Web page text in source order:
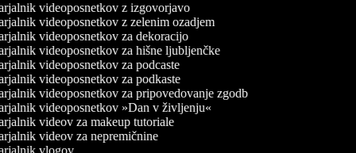
videoposnetkov z izgovorjavo
videoposnetkov z zelenim ozadjem
videoposnetkov za dekoracijo
videoposnetkov za hišne ljubljenčke
videoposnetkov za podcaste
videoposnetkov za podkaste
videoposnetkov za pripovedovanje zgodb
videoposnetkov »Dan v življenju«
videov za makeup tutoriale
videov za nepremičnine